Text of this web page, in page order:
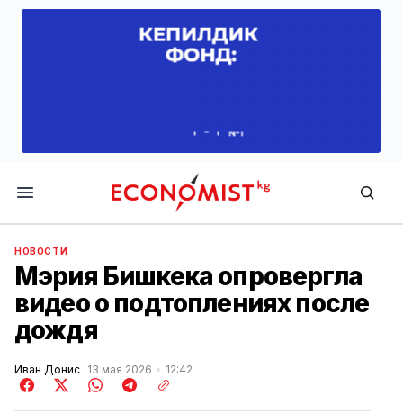
Economist.kg
НОВОСТИ
Мэрия Бишкека опровергла
видео о подтоплениях после
дождя
Иван Донис 13 мая 2026 12:42